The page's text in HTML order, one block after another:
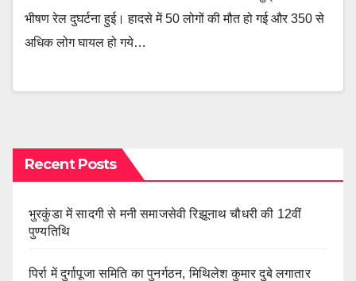
भीषण रेल दुघर्टना हुई। हादसे में 50 लोगों की मौत हो गई और 350 से
अधिक लोग घायल हो गये…
Recent Posts
भुरकुंडा में सादगी से मनी समाजसेवी रिझूनाथ चौधरी की 12वीं
पुण्यतिथि
पिर्रा में दुर्गापूजा समिति का पुनर्गठन, मिथिलेश कुमार दुबे लगातार